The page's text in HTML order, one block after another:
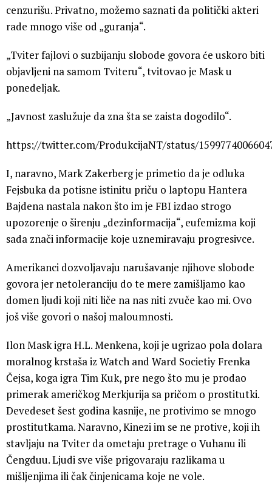
cenzurišu. Privatno, možemo saznati da politički akteri
rade mnogo više od „guranja“.
„Tviter fajlovi o suzbijanju slobode govora će uskoro biti
objavljeni na samom Tviteru“, tvitovao je Mask u
ponedeljak.
„Javnost zaslužuje da zna šta se zaista dogodilo“.
https://twitter.com/ProdukcijaNT/status/
I, naravno, Mark Zakerberg je primetio da je odluka
Fejsbuka da potisne istinitu priču o laptopu Hantera
Bajdena nastala nakon što im je FBI izdao strogo
upozorenje o širenju „dezinformacija“, eufemizma koji
sada znači informacije koje uznemiravaju progresivce.
Amerikanci dozvoljavaju narušavanje njihove slobode
govora jer netoleranciju do te mere zamišljamo kao
domen ljudi koji niti liče na nas niti zvuče kao mi. Ovo
još više govori o našoj maloumnosti.
Ilon Mask igra H.L. Menkena, koji je ugrizao pola dolara
moralnog krstaša iz Watch and Ward Societiy Frenka
Čejsa, koga igra Tim Kuk, pre nego što mu je prodao
primerak američkog Merkjurija sa pričom o prostitutki.
Devedeset šest godina kasnije, ne protivimo se mnogo
prostitutkama. Naravno, Kinezi im se ne protive, koji ih
stavljaju na Tviter da ometaju pretrage o Vuhanu ili
Čengduu. Ljudi sve više prigovaraju razlikama u
mišljenjima ili čak činjenicama koje ne vole.